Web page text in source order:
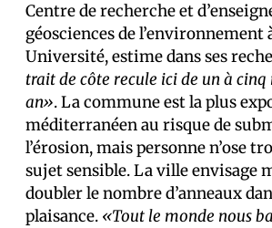
Centre de recherche et
géosciences de
Université, estime dans ses
trait de côte recule ici de un à
an». La commune est la plus
méditerranéen au risque de
l’érosion, mais personne n’ose
sujet sensible. La ville envisage
doubler le nombre d’anneaux
plaisance. «Tout le monde nous